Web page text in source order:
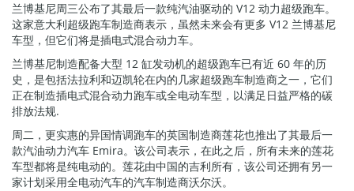
兰博基尼周三公布了其最后一款纯汽油驱动的 V12 动力超级跑车。
这家意大利超级跑车制造商表示，虽然未来会有更多 V12 兰博基尼
车型，但它们将是插电式混合动力车。
兰博基尼制造配备大型 12 缸发动机的超级跑车已有近 60 年的历
史，是包括法拉利和迈凯轮在内的几家超级跑车制造商之一，它们
正在制造插电式混合动力跑车或全电动车型，以满足日益严格的碳
排放法规.
周二，更实惠的异国情调跑车的英国制造商莲花也推出了其最后一
款汽油动力汽车 Emira。该公司表示，在此之后，所有未来的莲花
车型都将是纯电动的。莲花由中国的吉利所有，该公司还拥有另一
家计划采用全电动汽车的汽车制造商沃尔沃。